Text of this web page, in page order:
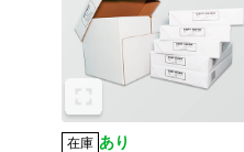
在庫 あり